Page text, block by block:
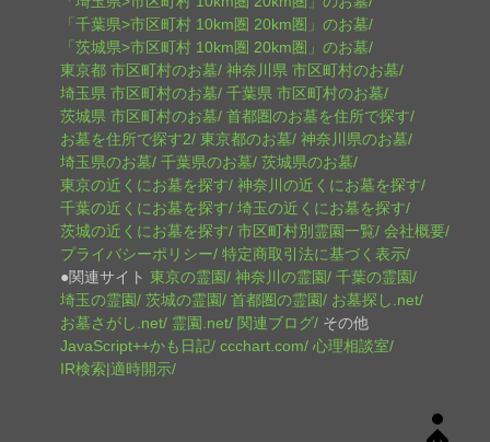
「千葉県>市区町村 10km圏 20km圏」のお墓
「茨城県>市区町村 10km圏 20km圏」のお墓
東京都 市区町村のお墓 神奈川県 市区町村のお墓
埼玉県 市区町村のお墓 千葉県 市区町村のお墓
茨城県 市区町村のお墓 首都圏のお墓を住所で探す
お墓を住所で探す2 東京都のお墓 神奈川県のお墓
埼玉県のお墓 千葉県のお墓 茨城県のお墓
東京の近くにお墓を探す 神奈川の近くにお墓を探す
千葉の近くにお墓を探す 埼玉の近くにお墓を探す
茨城の近くにお墓を探す 市区町村別霊園一覧 会社概要
プライバシーポリシー 特定商取引法に基づく表示
●関連サイト 東京の霊園 神奈川の霊園 千葉の霊園
埼玉の霊園 茨城の霊園 首都圏の霊園
お墓探し.net
お墓さがし.net 霊園.net 関連ブログ その他
JavaScript++かも日記 ccchart.com 心理相談室
IR検索|適時開示